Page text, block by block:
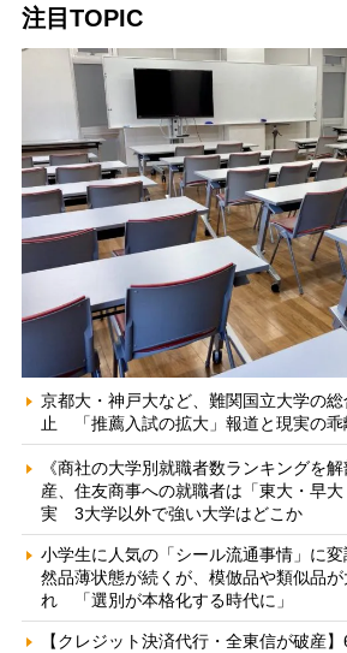
注目TOPIC
京都大・神戸大など、難関国立大学の
止 「推薦入試の拡大」報道と現実の乖
《商社の大学別就職者数ランキングを
産、住友商事への就職者は「東大・早
実 3大学以外で強い大学はどこか
小学生に人気の「シール流通事情」に
然品薄状態が続くが、模倣品や類似品
れ 「選別が本格化する時代に」
【クレジット決済代行・全東信が破産